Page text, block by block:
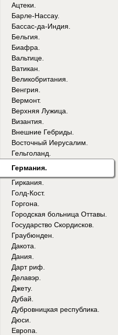
Ацтеки.
Барле-Нассау.
Бассас-да-Индия.
Бельгия.
Биафра.
Вальтице.
Ватикан.
Великобритания.
Венгрия.
Вермонт.
Верхняя Лужица.
Византия.
Внешние Гебриды.
Восточный Иерусалим.
Гельголанд.
Германия.
Гиркания.
Голд-Кост.
Горгона.
Городская больница Оттавы.
Государство Скордисков.
Граубюнден.
Дакота.
Дания.
Дарт риф.
Делавэр.
Джету.
Дубай.
Дубровницкая республика.
Дюси.
Европа.